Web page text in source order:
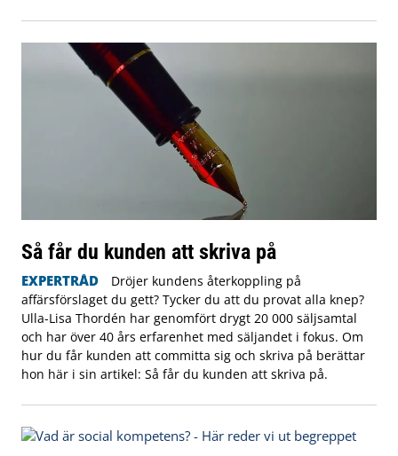
Så får du kunden att skriva på
EXPERTRÅD
Dröjer kundens återkoppling på
affärsförslaget du gett? Tycker du att du provat alla knep?
Ulla-Lisa Thordén har genomfört drygt 20 000 säljsamtal
och har över 40 års erfarenhet med säljandet i fokus. Om
hur du får kunden att committa sig och skriva på berättar
hon här i sin artikel: Så får du kunden att skriva på.